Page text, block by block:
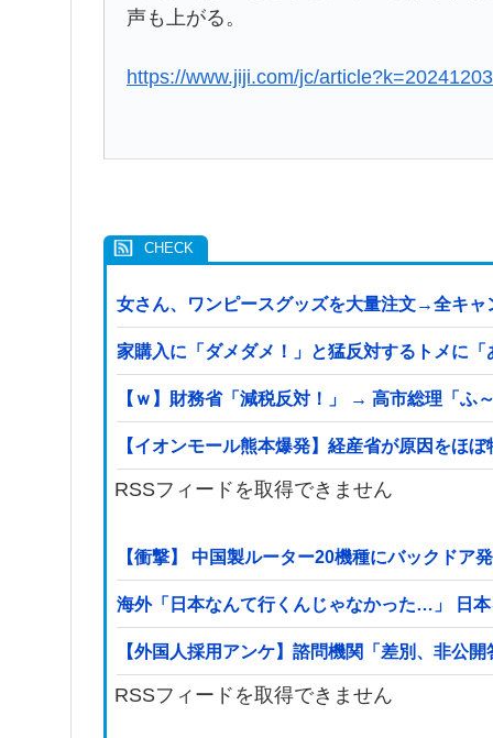
声も上がる。
https://www.jiji.com/jc/
女さん、ワンピースグッズを大量注文→全キャ
家購入に「ダメダメ！」と猛反対するトメに
【ｗ】財務省「減税反対！」 → 高市総理「
【イオンモール熊本爆発】経産省が原因をほ
RSSフィードを取得できません
【衝撃】 中国製ルーター20機種にバックドア
海外「日本なんて行くんじゃなかった…」 日
【外国人採用アンケ】諮問機関「差別、非公
RSSフィードを取得できません